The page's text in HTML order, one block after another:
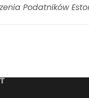
Podatników